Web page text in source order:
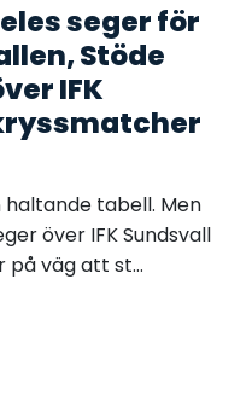
seger för
Stöde
IFK
tabell. Men
över IFK Sundsvall
på väg att st...